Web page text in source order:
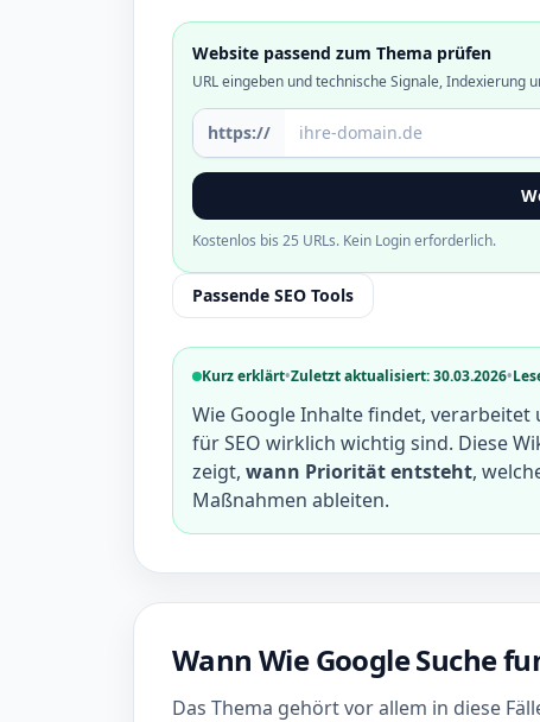
Website passend zum Thema prüfen
URL eingeben und technische Signale, Indexierung
Domain oder URL
https://
Kostenlos bis 25 URLs. Kein Login erforderlich.
Passende SEO Tools
Kurz erklärt•Zuletzt aktualisiert: 30.03.2026•
Wie Google Inhalte findet,
für SEO wirklich wichtig sind. Diese
zeigt, wann Priorität entsteht,
Maßnahmen ableiten.
Wann Wie Google Suche
Das Thema gehört vor allem in diese